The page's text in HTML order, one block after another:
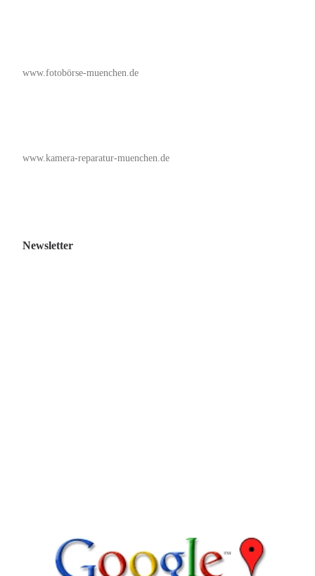
www.fotobörse-muenchen.de
www.kamera-reparatur-muenchen.de
Newsletter